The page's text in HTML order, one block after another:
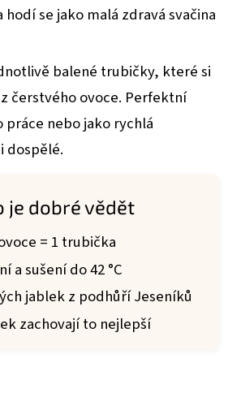
se jako malá zdravá svačina
balené trubičky, které si
čerstvého ovoce. Perfektní
nebo jako rychlá
dospělé.
je dobré vědět
= 1 trubička
a sušení do 42 °C
jablek z podhůří Jeseníků
zachovají to nejlepší